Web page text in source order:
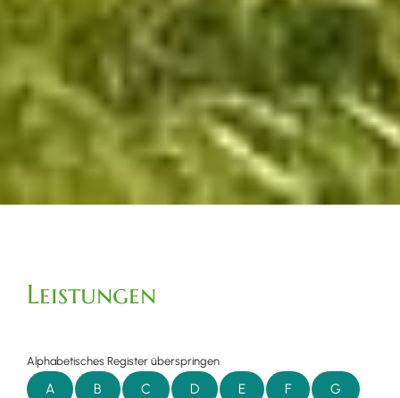
Leistungen
Alphabetisches Register überspringen
A B C D E F G